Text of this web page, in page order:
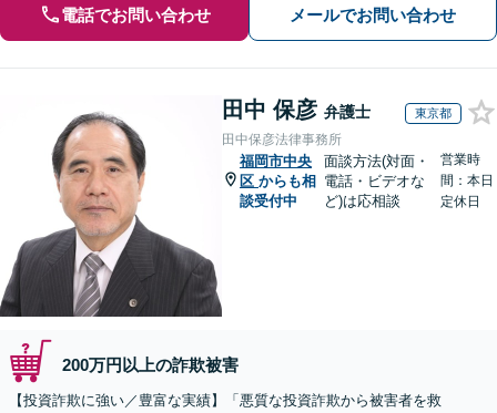
電話でお問い合わせ メールでお問い合わせ
田中 保彦 弁護士 東京都
田中保彦法律事務所
福岡市中央
区 からも相
談受付中
面談方法(対面・
電話・ビデオな
ど)は応相談
営業時
間：本日
定休日
200万円以上の詐欺被害
【投資詐欺に強い／豊富な実績】「悪質な投資詐欺から被害者を救